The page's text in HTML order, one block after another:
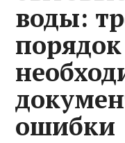
воды:
ошибки